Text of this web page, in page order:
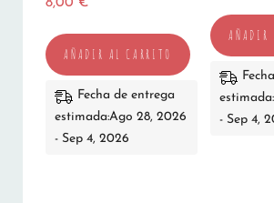
AÑADIR AL CARRITO
Fecha de entrega
estimada:Ago 28, 2026
- Sep 4, 2026
AÑADIR
- Sep 4,